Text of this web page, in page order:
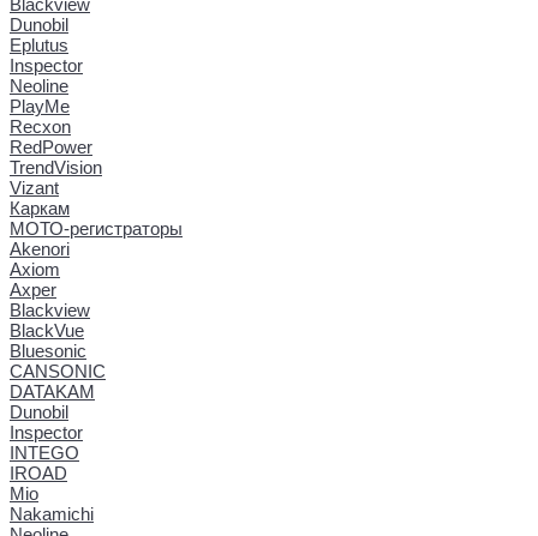
Blackview
Dunobil
Eplutus
Inspector
Neoline
PlayMe
Recxon
RedPower
TrendVision
Vizant
Каркам
МОТО-регистраторы
Akenori
Axiom
Axper
Blackview
BlackVue
Bluesonic
CANSONIC
DATAKAM
Dunobil
Inspector
INTEGO
IROAD
Mio
Nakamichi